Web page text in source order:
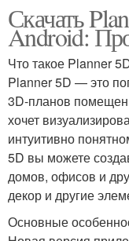
Скачать
Android:
Что такое Planner
Planner 5D — это
3D-планов
хочет
интуитивно
5D вы можете
домов, офисов и
декор и другие
Основные